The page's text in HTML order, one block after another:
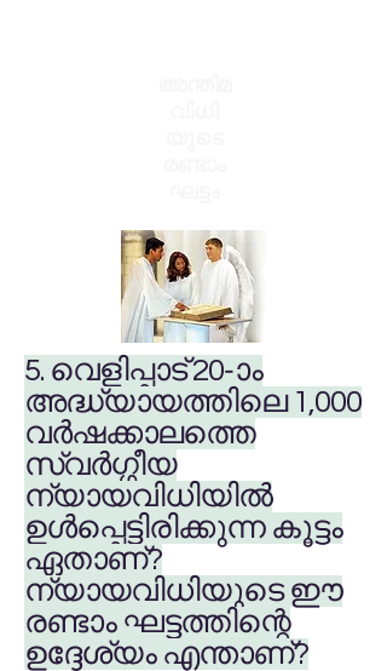
5. വെളിപ്പാട് 20-ാം
അദ്ധ്യായത്തിലെ 1,000
വർഷക്കാലത്തെ
സ്വർഗ്ഗീയ
ന്യായവിധിയിൽ
ഉൾപ്പെട്ടിരിക്കുന്ന കൂട്ടം
ഏതാണ്?
ന്യായവിധിയുടെ ഈ
രണ്ടാം ഘട്ടത്തിന്റെ
ഉദ്ദേശ്യം എന്താണ്?